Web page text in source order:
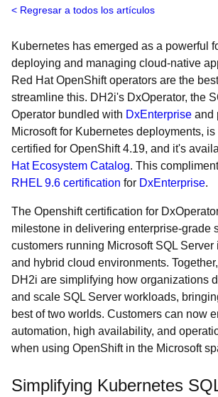
Regresar a todos los artículos
Kubernetes has emerged as a powerful
deploying and managing cloud-native
Red Hat OpenShift operators are the
streamline this. DH2i's DxOperator, the
Operator bundled with DxEnterprise and
Microsoft for Kubernetes deployments,
certified for OpenShift 4.19, and it's
Hat Ecosystem Catalog. This
RHEL 9.6 certification for DxEnterprise.
The Openshift certification for
milestone in delivering enterprise-grade
customers running Microsoft SQL Server
and hybrid cloud environments.
DH2i are simplifying how organizations
and scale SQL Server workloads,
best of two worlds. Customers can now
automation, high availability, and
when using OpenShift in the Microsoft
Simplifying Kubernetes